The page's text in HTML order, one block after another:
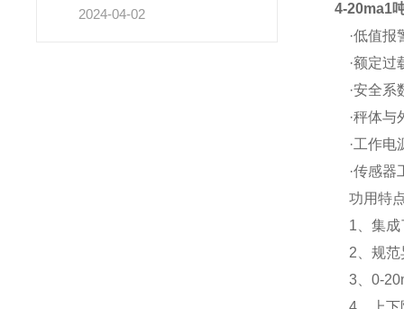
2024-04-02
4-20ma1
·低值报
·额定过
·安全系
·秤体与
·工作电
·传感器
功用特
1、集成
2、规范
3、0-